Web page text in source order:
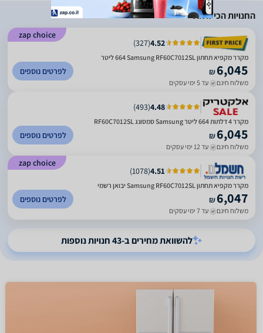
החנויות הכי זולות
zap choice
4.52
(
327
)
מקרר ‏מקפיא תחתון Samsung RF60C7012SL ‏664 ‏ליטר
₪6,045
משלוח חינם עד 5 ימי עסקים
לפרטים נוספים
4.48
(
493
)
מקרר 4 דלתות 664 ליטר Samsung סמסונג RF60C7012SL
₪6,045
משלוח חינם עד 12 ימי עסקים
לפרטים נוספים
zap choice
4.51
(
1078
)
מקרר ‏מקפיא תחתון Samsung RF60C7012SL יבואן רשמי
₪6,047
משלוח חינם עד 7 ימי עסקים
לפרטים נוספים
להשוואת מחירים ב-43 חנויות נוספות